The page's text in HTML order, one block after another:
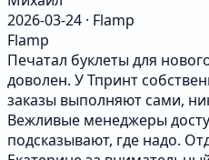
2026-03-24 · Flamp
Flamp
Печатал буклеты для
доволен. У Тпринт
заказы выполняют сами,
Вежливые менеджеры
подсказывают, где надо.